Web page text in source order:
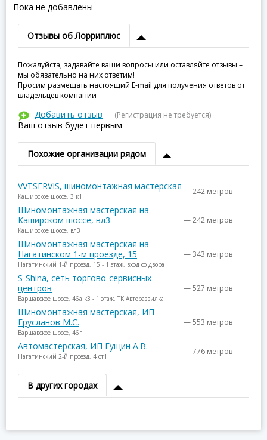
Пока не добавлены
Отзывы об Лорриплюс
Пожалуйста, задавайте ваши вопросы или оставляйте отзывы –
мы обязательно на них ответим!
Просим размещать настоящий E-mail для получения ответов от
владельцев компании
Добавить отзыв (Регистрация не требуется)
Ваш отзыв будет первым
Похожие организации рядом
VVTSERVIS, шиномонтажная мастерская
Каширское шоссе, 3 к1 — 242 метров
Шиномонтажная мастерская на
Каширском шоссе, вл3
Каширское шоссе, вл3
— 242 метров
Шиномонтажная мастерская на
Нагатинском 1-м проезде, 15
Нагатинский 1-й проезд, 15 - 1 этаж, вход со двора
— 343 метров
S-Shina, сеть торгово-сервисных
центров
Варшавское шоссе, 46а к3 - 1 этаж, ТК Авторазвилка
— 527 метров
Шиномонтажная мастерская, ИП
Ерусланов М.С.
Варшавское шоссе, 46г
— 553 метров
Автомастерская, ИП Гущин А.В.
Нагатинский 2-й проезд, 4 ст1 — 776 метров
В других городах